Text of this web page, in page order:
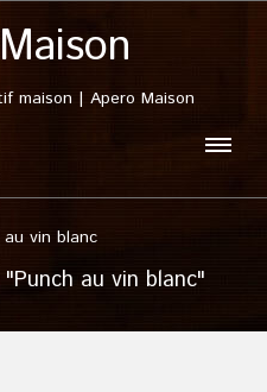
maison | Apero Maison
vin blanc
au vin blanc"